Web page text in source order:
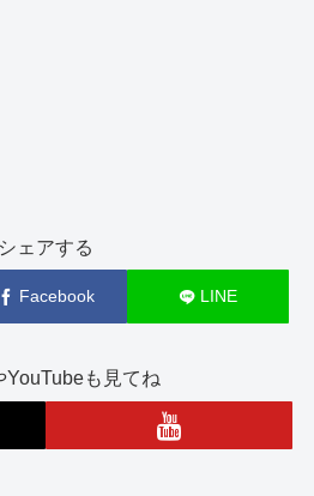
シェアする
Facebook LINE
YouTubeも見てね